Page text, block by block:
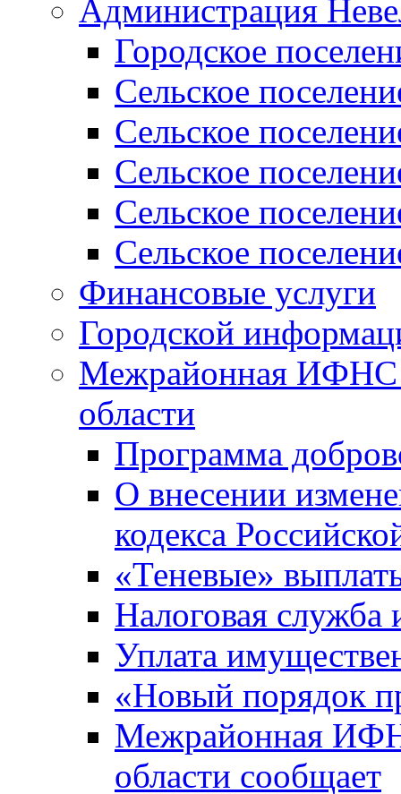
Администрация
Городское
Сельское
Сельское
Сельское
Сельское
Сельское
Финансовые услуги
Городской
Межрайонная ИФНС
области
Программа
О внесении
кодекса
«Теневые»
Налоговая служба
Уплата
«Новый порядок
Межрайонная
области сообщает